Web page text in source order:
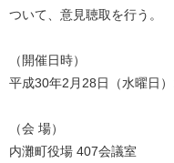
ついて、意見聴取を行う。
（開催日時）
平成30年2月28日（水曜日
（会 場）
内灘町役場 407会議室